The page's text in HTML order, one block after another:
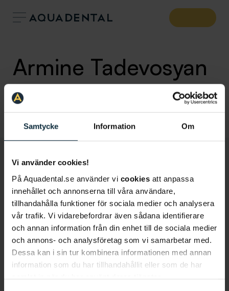
Samtycke Information Om
Vi använder cookies!
På Aquadental.se använder vi cookies att anpassa
innehållet och annonserna till våra användare,
tillhandahålla funktioner för sociala medier och analysera
vår trafik. Vi vidarebefordrar även sådana identifierare
och annan information från din enhet till de sociala medier
och annons- och analysföretag som vi samarbetar med.
Dessa kan i sin tur kombinera informationen med annan
information som du har tillhandahållit eller som de har
samlat in när du har använt deras tjänster.
Armine Tadevosyan
Tandsköterska
Klinik: